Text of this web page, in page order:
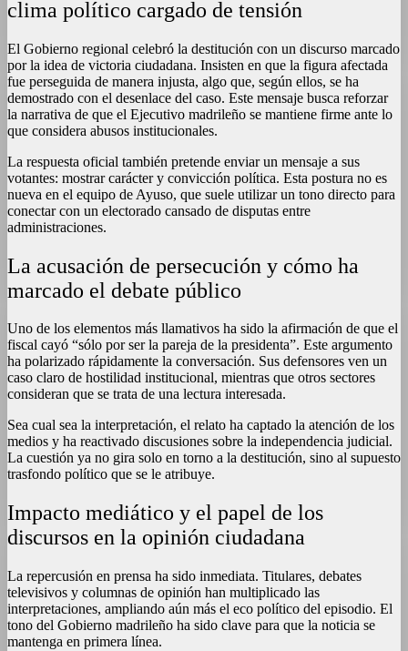
clima político cargado de tensión
El Gobierno regional celebró la destitución con un discurso marcado
por la idea de victoria ciudadana. Insisten en que la figura afectada
fue perseguida de manera injusta, algo que, según ellos, se ha
demostrado con el desenlace del caso. Este mensaje busca reforzar
la narrativa de que el Ejecutivo madrileño se mantiene firme ante lo
que considera abusos institucionales.
La respuesta oficial también pretende enviar un mensaje a sus
votantes: mostrar carácter y convicción política. Esta postura no es
nueva en el equipo de Ayuso, que suele utilizar un tono directo para
conectar con un electorado cansado de disputas entre
administraciones.
La acusación de persecución y cómo ha
marcado el debate público
Uno de los elementos más llamativos ha sido la afirmación de que el
fiscal cayó “sólo por ser la pareja de la presidenta”. Este argumento
ha polarizado rápidamente la conversación. Sus defensores ven un
caso claro de hostilidad institucional, mientras que otros sectores
consideran que se trata de una lectura interesada.
Sea cual sea la interpretación, el relato ha captado la atención de los
medios y ha reactivado discusiones sobre la independencia judicial.
La cuestión ya no gira solo en torno a la destitución, sino al supuesto
trasfondo político que se le atribuye.
Impacto mediático y el papel de los
discursos en la opinión ciudadana
La repercusión en prensa ha sido inmediata. Titulares, debates
televisivos y columnas de opinión han multiplicado las
interpretaciones, ampliando aún más el eco político del episodio. El
tono del Gobierno madrileño ha sido clave para que la noticia se
mantenga en primera línea.